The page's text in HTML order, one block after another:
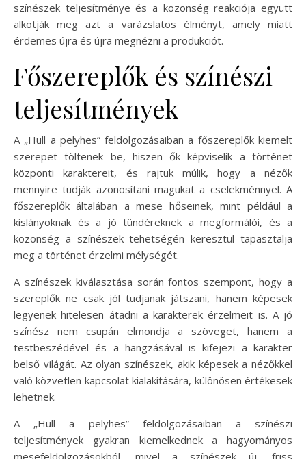
színészek teljesítménye és a közönség reakciója együtt
alkotják meg azt a varázslatos élményt, amely miatt
érdemes újra és újra megnézni a produkciót.
Főszereplők és színészi
teljesítmények
A „Hull a pelyhes” feldolgozásaiban a főszereplők kiemelt
szerepet töltenek be, hiszen ők képviselik a történet
központi karaktereit, és rajtuk múlik, hogy a nézők
mennyire tudják azonosítani magukat a cselekménnyel. A
főszereplők általában a mese hőseinek, mint például a
kislányoknak és a jó tündéreknek a megformálói, és a
közönség a színészek tehetségén keresztül tapasztalja
meg a történet érzelmi mélységét.
A színészek kiválasztása során fontos szempont, hogy a
szereplők ne csak jól tudjanak játszani, hanem képesek
legyenek hitelesen átadni a karakterek érzelmeit is. A jó
színész nem csupán elmondja a szöveget, hanem a
testbeszédével és a hangzásával is kifejezi a karakter
belső világát. Az olyan színészek, akik képesek a nézőkkel
való közvetlen kapcsolat kialakítására, különösen értékesek
lehetnek.
A „Hull a pelyhes” feldolgozásaiban a színészi
teljesítmények gyakran kiemelkednek a hagyományos